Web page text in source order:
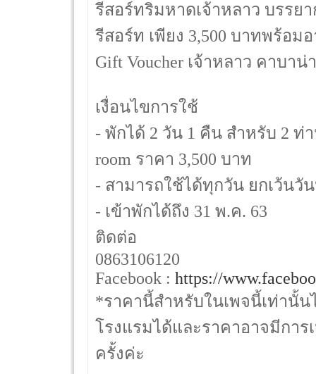
รีสอร์ทริมหาดเจ้าหลาว บรรย
รีสอร์ท เพียง 3,500 บาทพร้อม
Gift Voucher เจ้าหลาว คาบา
เงื่อนไขการใช้
- พักได้ 2 วัน 1 คืน สำหรับ 2 ท่
room ราคา 3,500 บาท
- สามารถใช้ได้ทุกวัน ยกเว้น
- เข้าพักได้ถึง 31 พ.ค. 63
ติดต่อ
0863106120
Facebook : https://
*ราคานี้สำหรับในเพจนี้เท่านั้
โรงแรมได้และราคาอาจมีกา
ครั้งค่ะ